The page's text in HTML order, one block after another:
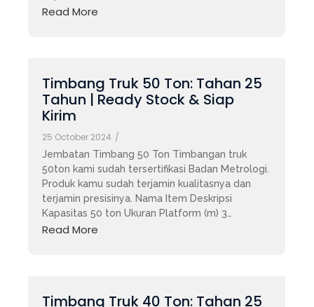
Read More
Timbang Truk 50 Ton: Tahan 25
Tahun | Ready Stock & Siap
Kirim
25 October 2024 /
Jembatan Timbang 50 Ton Timbangan truk
50ton kami sudah tersertifikasi Badan Metrologi.
Produk kamu sudah terjamin kualitasnya dan
terjamin presisinya. Nama Item Deskripsi
Kapasitas 50 ton Ukuran Platform (m) 3…
Read More
Timbang Truk 40 Ton: Tahan 25